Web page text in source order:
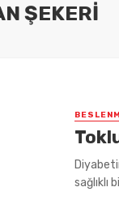
ŞEKERI
sağlıklı